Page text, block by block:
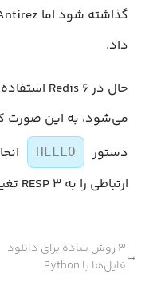
داد.
دستور
HELLO
ارتباطی را به RESP ۳ تغییر دهید.
→
۳ روش ساده برای دانلود
فایل‌ها با Python